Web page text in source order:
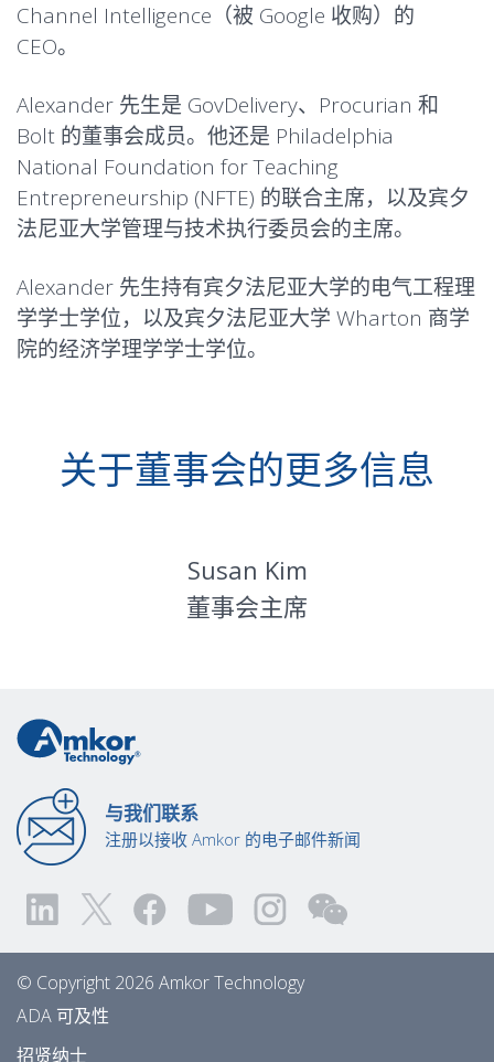
Channel Intelligence（被 Google 收购）的
CEO。
Alexander 先生是 GovDelivery、Procurian 和
Bolt 的董事会成员。他还是 Philadelphia
National Foundation for Teaching
Entrepreneurship (NFTE) 的联合主席，以及宾夕
法尼亚大学管理与技术执行委员会的主席。
Alexander 先生持有宾夕法尼亚大学的电气工程理
学学士学位，以及宾夕法尼亚大学 Wharton 商学
院的经济学理学学士学位。
关于董事会的更多信息
Susan Kim
董事会主席
与我们联系
注册以接收 Amkor 的电子邮件新闻
© Copyright 2026 Amkor Technology
ADA 可及性
招贤纳士